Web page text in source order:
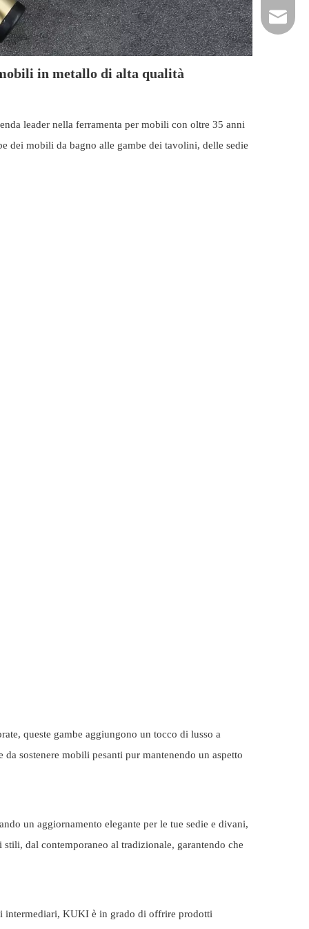
in metallo di alta qualità
leader nella ferramenta per mobili con oltre 35 anni
dei mobili da bagno alle gambe dei tavolini, delle sedie
queste gambe aggiungono un tocco di lusso a
sostenere mobili pesanti pur mantenendo un aspetto
un aggiornamento elegante per le tue sedie e divani,
dal contemporaneo al tradizionale, garantendo che
intermediari, KUKI è in grado di offrire prodotti